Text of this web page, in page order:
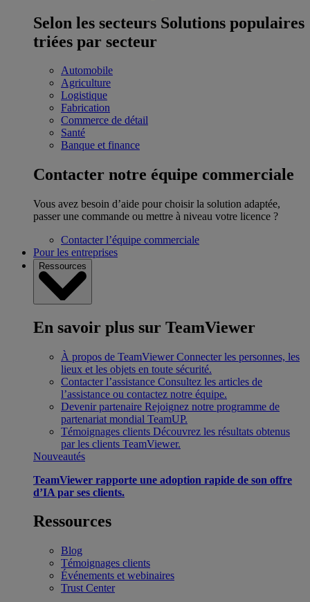
Selon les secteurs Solutions populaires
triées par secteur
Automobile
Agriculture
Logistique
Fabrication
Commerce de détail
Santé
Banque et finance
Contacter notre équipe commerciale
Vous avez besoin d’aide pour choisir la solution adaptée,
passer une commande ou mettre à niveau votre licence ?
Contacter l’équipe commerciale
Pour les entreprises
Ressources
En savoir plus sur TeamViewer
À propos de TeamViewer Connecter les personnes, les
lieux et les objets en toute sécurité.
Contacter l’assistance Consultez les articles de
l’assistance ou contactez notre équipe.
Devenir partenaire Rejoignez notre programme de
partenariat mondial TeamUP.
Témoignages clients Découvrez les résultats obtenus
par les clients TeamViewer.
Nouveautés
TeamViewer rapporte une adoption rapide de son offre
d’IA par ses clients.
Ressources
Blog
Témoignages clients
Événements et webinaires
Trust Center